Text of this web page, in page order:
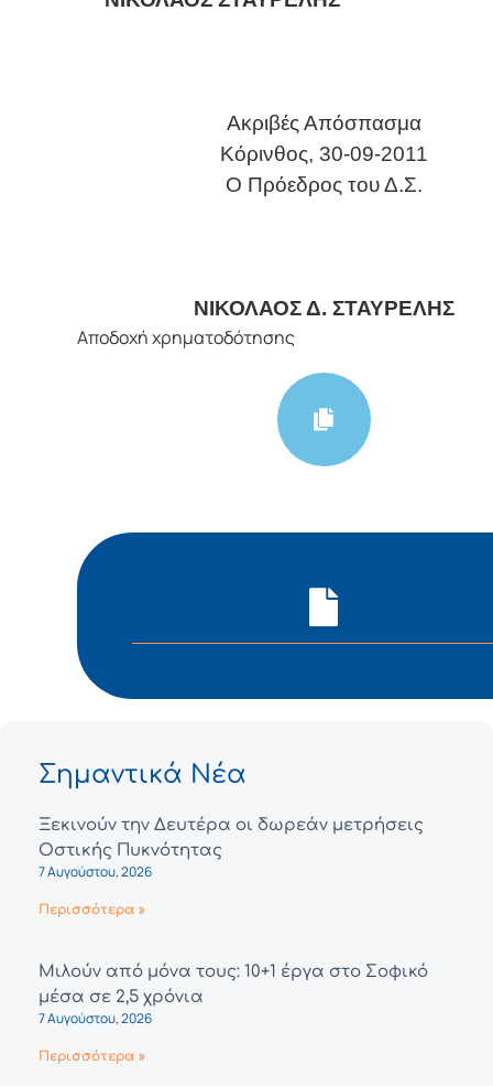
Ακριβές Απόσπασμα
Κόρινθος,30-09-2011
O Πρόεδρος του Δ.Σ.
ΝΙΚΟΛΑΟΣ Δ. ΣΤΑΥΡΕΛΗΣ
Αποδοχή χρηματοδότησης
Σημαντικά Νέα
Ξεκινούν την Δευτέρα οι δωρεάν μετρήσεις
Οστικής Πυκνότητας
7 Αυγούστου, 2026
Περισσότερα »
Μιλούν από μόνα τους: 10+1 έργα στο Σοφικό
μέσα σε 2,5 χρόνια
7 Αυγούστου, 2026
Περισσότερα »